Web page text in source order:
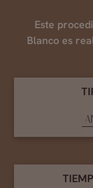
Este
Blanco es